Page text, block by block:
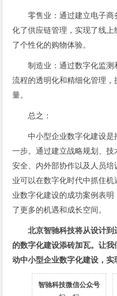
零售业：通过建立电子
化了供应链管理，实现了线
了个性化的购物体验。
制造业：通过数字化监
流程的透明化和精细化管理
量。
总之：
中小型企业数字化建设
一步。通过建立战略规划、
安全、内外部协作以及人员
业可以在数字化时代中抓住
业数字化建设的成功案例表
了更多的机遇和成长空间。
北京智驰科技将从设计
的数字化建设添砖加瓦。让
动中小型企业数字化建设，实
智驰科技微信公众号